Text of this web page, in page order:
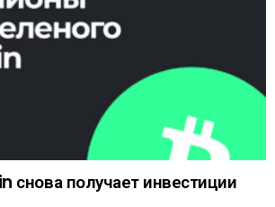
снова получает инвестиции